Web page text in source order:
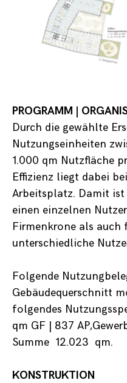
PROGRAMM |
Durch die gewählte
Nutzungseinheiten
1.000 qm Nutzfläche
Effizienz liegt dabei
Arbeitsplatz. Damit ist
einen einzelnen
Firmenkrone als auch
unterschiedliche
Folgende
Gebäudequerschnitt
folgendes
qm GF | 837
Summe 12.023 qm.
KONSTRUKTION